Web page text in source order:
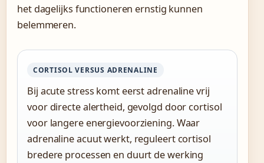
het dagelijks functioneren ernstig kunnen
belemmeren.
CORTISOL VERSUS ADRENALINE
Bij acute stress komt eerst adrenaline vrij
voor directe alertheid, gevolgd door cortisol
voor langere energievoorziening. Waar
adrenaline acuut werkt, reguleert cortisol
bredere processen en duurt de werking